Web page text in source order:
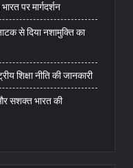
पर मार्गदर्शन
से दिया नशामुक्ति का
शिक्षा नीति की जानकारी
सशक्त भारत की